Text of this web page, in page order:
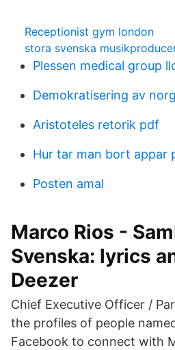
Receptionist gym london
stora svenska
Plessen medical group
Demokratisering av
Aristoteles retorik pdf
Hur tar man bort appar
Posten amal
Marco Rios -
Svenska: lyrics
Deezer
Chief Executive Officer /
the profiles of people
Facebook to connect with